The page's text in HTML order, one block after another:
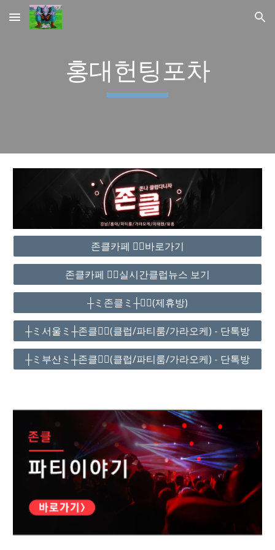
Skip to main content Skip to navigation
홍대헌팅포차
존클카페 ❤️‍🔥바로가기
존클카페 ❤️‍🔥실시간클럽뉴스 보기
┼ミ존클ミ┼❤️‍🔥(제휴방)
┼ミ서울ミ┼존클❤️‍🔥(클럽/파티룸/가라오케) - 단톡방
┼ミ부산ミ┼존클❤️‍🔥(클럽/파티룸/가라오케) - 단톡방